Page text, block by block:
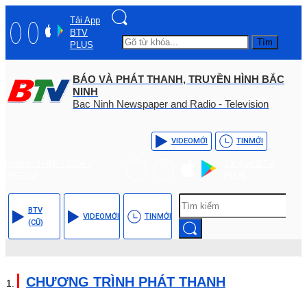
Tải App
BTV
PLUS
Tìm
BÁO VÀ PHÁT THANH, TRUYỀN HÌNH BẮC
NINH
Bac Ninh Newspaper and Radio - Television
VIDEOMỚI TINMỚI
BTV
(CŨ)
VIDEOMỚI TINMỚI
CHƯƠNG TRÌNH PHÁT THANH